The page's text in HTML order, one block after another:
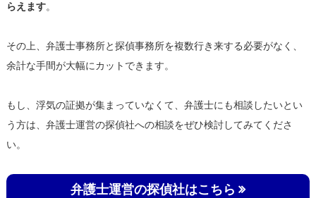
らえます。
その上、弁護士事務所と探偵事務所を複数行き来する必要がなく、
余計な手間が大幅にカットできます。
もし、浮気の証拠が集まっていなくて、弁護士にも相談したいとい
う方は、弁護士運営の探偵社への相談をぜひ検討してみてくださ
い。
弁護士運営の探偵社はこちら